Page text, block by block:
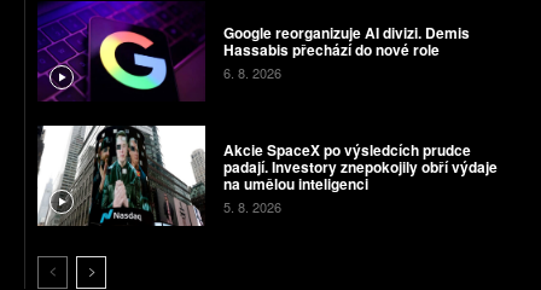
Google reorganizuje AI divizi. Demis
Hassabis přechází do nové role
6. 8. 2026
Akcie SpaceX po výsledcích prudce
padají. Investory znepokojily obří výdaje
na umělou inteligenci
5. 8. 2026